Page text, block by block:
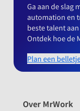
Ga aan de slag
automation en
beste talent
Ontdek hoe de
Plan een
Over MrWork